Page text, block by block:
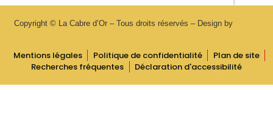
Copyright © La Cabre d’Or – Tous droits réservés – Design by
Mentions légales Politique de confidentialité
Plan de site
Recherches fréquentes
Déclaration d'accessibilité